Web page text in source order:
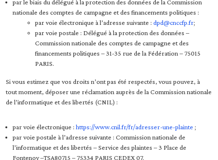
par le biais du délégué à la protection des données de la Commission
nationale des comptes de campagne et des financements politiques :
par voie électronique à l’adresse suivante :dpd@cnccfp.fr;
par voie postale : Délégué à la protection des données –
Commission nationale des comptes de campagne et des
financements politiques – 31-35 rue de la Fédération – 75015
PARIS.
Si vous estimez que vos droits n’ont pas été respectés, vous pouvez, à
tout moment, déposer une réclamation auprès de la Commission nationale
de l’informatique et des libertés (CNIL) :
par voie électronique :https://www.cnil.fr/fr/adresser-une-plainte ;
par voie postale à l’adresse suivante : Commission nationale de
l’informatique et des libertés – Service des plaintes – 3 Place de
Fontenoy –TSA80715 – 75334 PARIS CEDEX 07.